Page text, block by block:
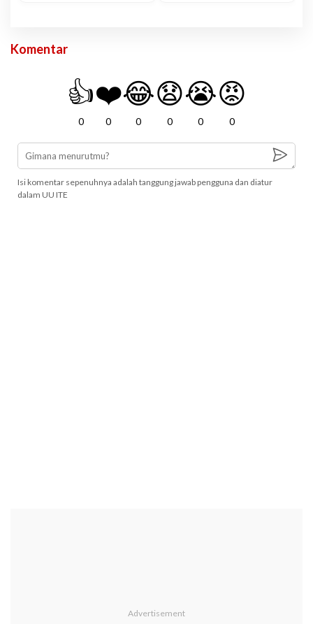
Komentar
👍
0
❤️
0
😂
0
😧
0
😭
0
😡
0
Isi komentar sepenuhnya adalah tanggung jawab pengguna dan diatur
dalam UU ITE